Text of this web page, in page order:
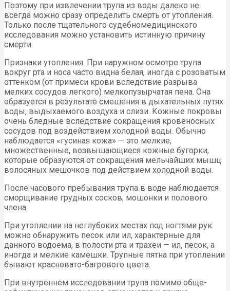
Поэтому при извлечении трупа из воды далеко не
всегда можно сразу определить смерть от утопления.
Только после тщательного судебномедицинского
исследования можно установить истинную причину
смерти.
Признаки утопления. При наружном осмотре трупа
вокруг рта и носа часто видна белая, иногда с розоватым
оттенком (от примеси крови вследствие разрыва
мелких сосудов легкого) мелкопузырчатая пена. Она
образуется в результате смешения в дыхательных путях
воды, выдыхаемого воздуха и слизи. Кожные покровы
очень бледные вследствие сокращения кровеносных
сосудов под воздействием холодной воды. Обычно
наблюдается «гусиная кожа» — это мелкие,
множественные, возвышающиеся кожные бугорки,
которые образуются от сокращения мельчайших мышц
волосяных мешочков под действием холодной воды.
После часового пребывания трупа в воде наблюдается
сморщивание грудных сосков, мошонки и полового
члена.
При утоплении на неглубоких местах под ногтями рук
можно обнаружить песок или ил, характерные для
данного водоема, в полости рта и трахеи — ил, песок, а
иногда и мелкие камешки. Трупные пятна при утоплении
бывают красновато-багрового цвета.
При внутреннем исследовании трупа помимо обще-